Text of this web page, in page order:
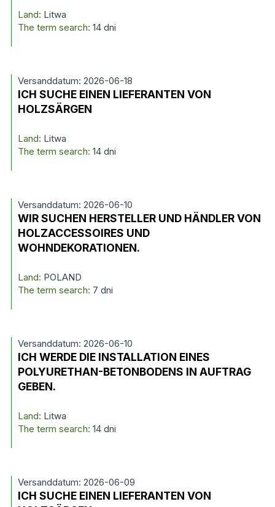
Land: Litwa
The term search: 14 dni
Versanddatum: 2026-06-18
ICH SUCHE EINEN LIEFERANTEN VON
HOLZSÄRGEN
Land: Litwa
The term search: 14 dni
Versanddatum: 2026-06-10
WIR SUCHEN HERSTELLER UND HÄNDLER VON
HOLZACCESSOIRES UND
WOHNDEKORATIONEN.
Land: POLAND
The term search: 7 dni
Versanddatum: 2026-06-10
ICH WERDE DIE INSTALLATION EINES
POLYURETHAN-BETONBODENS IN AUFTRAG
GEBEN.
Land: Litwa
The term search: 14 dni
Versanddatum: 2026-06-09
ICH SUCHE EINEN LIEFERANTEN VON